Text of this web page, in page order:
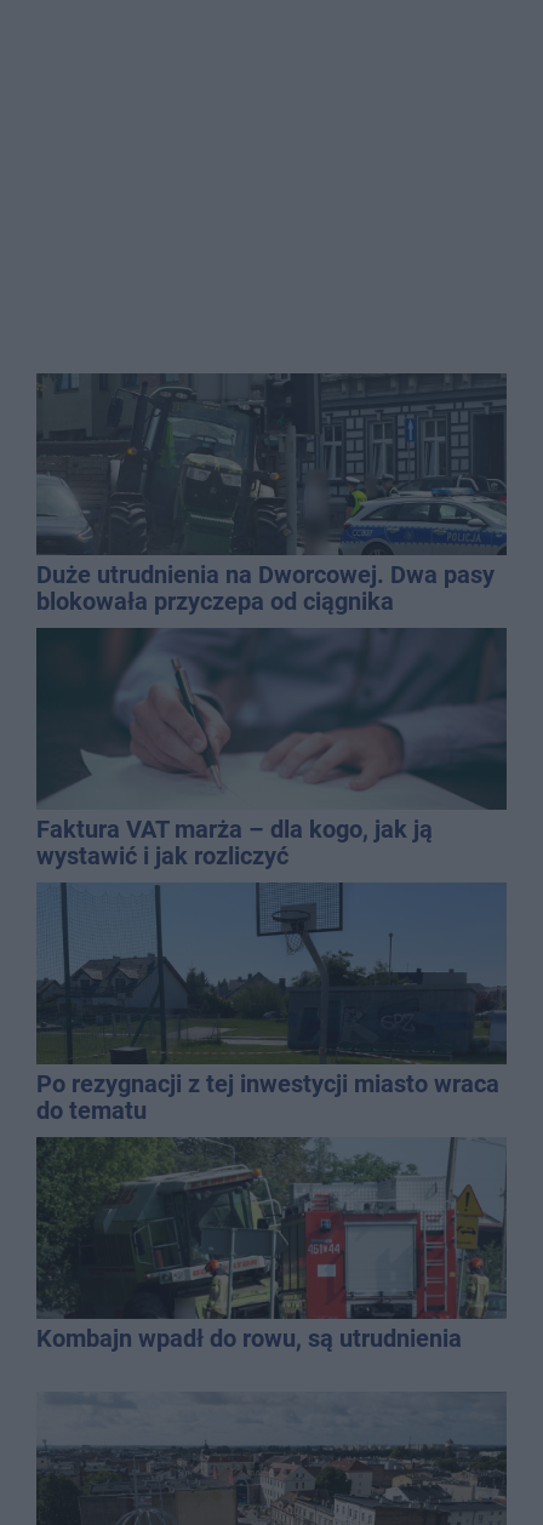
Duże utrudnienia na Dworcowej. Dwa pasy
blokowała przyczepa od ciągnika
Faktura VAT marża – dla kogo, jak ją
wystawić i jak rozliczyć
Po rezygnacji z tej inwestycji miasto wraca
do tematu
Kombajn wpadł do rowu, są utrudnienia